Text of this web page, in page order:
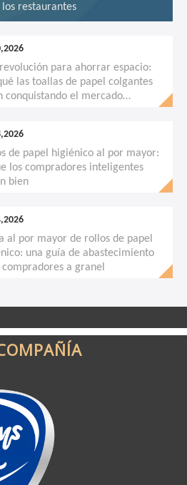
los restaurantes
para ahorrar espacio:
las toallas de papel colgantes
conquistando el mercado
de papel higiénico al por mayor:
los compradores inteligentes
bien
al por mayor de rollos de papel
una guía de abastecimiento
a granel